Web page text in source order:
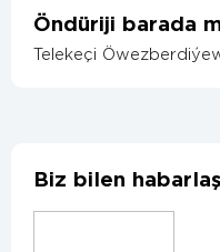
Öndüriji barada
Telekeçi
Biz bilen